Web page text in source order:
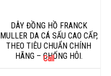
DÂY ĐỒNG HỒ FRANCK
MULLER DA CÁ SẤU CAO CẤP,
THEO TIÊU CHUẨN CHÍNH
HÃNG – CHỐNG HÔI.
Call